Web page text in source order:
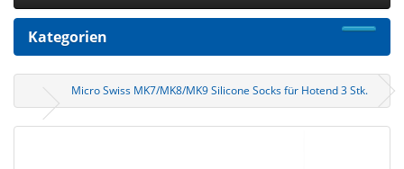
Kategorien
Micro Swiss MK7/MK8/MK9 Silicone Socks für Hotend 3 Stk.